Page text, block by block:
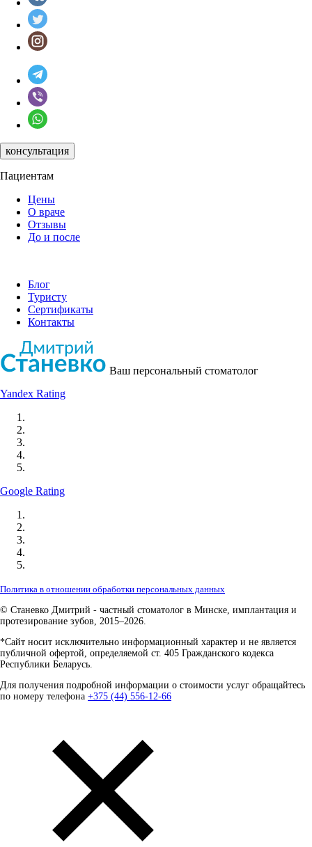
консультация
Пациентам
Цены
О враче
Отзывы
До и после
Блог
Туристу
Сертификаты
Контакты
Ваш персональный стоматолог
Yandex Rating
Google Rating
Политика в отношении обработки персональных данных
© Станевко Дмитрий - частный стоматолог в Минске, имплантация и
протезирование зубов, 2015–2026.
*Сайт носит исключительно информационный характер и не является
публичной офертой, определяемой ст. 405 Гражданского кодекса
Республики Беларусь.
Для получения подробной информации о стоимости услуг обращайтесь
по номеру телефона +375 (44) 556-12-66